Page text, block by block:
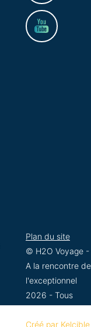
Plan du site
© H2O Voyage -
A la rencontre de
l'exceptionnel
2026 - Tous
Créé par Kelcible